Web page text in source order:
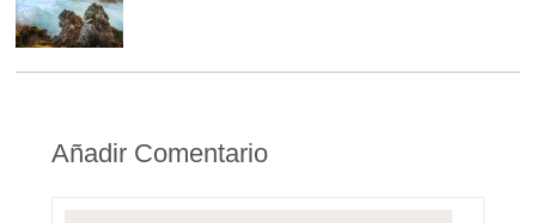
Añadir Comentario